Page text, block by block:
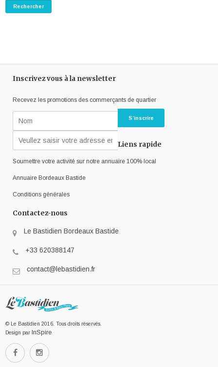
Inscrivez vous à la newsletter
Recevez les promotions des commerçants de quartier
Liens rapide
Soumettre votre activité sur notre annuaire 100% local
Annuaire Bordeaux Bastide
Conditions générales
Contactez-nous
Le Bastidien Bordeaux Bastide
+33 620388147
contact@lebastidien.fr
© Le Bastidien 2016. Tous droits réservés.
Design par InSpire